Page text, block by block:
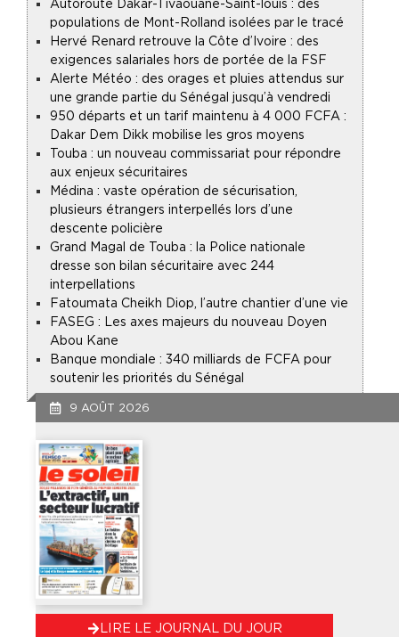
Autoroute Dakar-Tivaouane-Saint-louis : des
populations de Mont-Rolland isolées par le tracé
Hervé Renard retrouve la Côte d’Ivoire : des
exigences salariales hors de portée de la FSF
Alerte Météo : des orages et pluies attendus sur
une grande partie du Sénégal jusqu’à vendredi
950 départs et un tarif maintenu à 4 000 FCFA :
Dakar Dem Dikk mobilise les gros moyens
Touba : un nouveau commissariat pour répondre
aux enjeux sécuritaires
Médina : vaste opération de sécurisation,
plusieurs étrangers interpellés lors d’une
descente policière
Grand Magal de Touba : la Police nationale
dresse son bilan sécuritaire avec 244
interpellations
Fatoumata Cheikh Diop, l’autre chantier d’une vie
FASEG : Les axes majeurs du nouveau Doyen
Abou Kane
Banque mondiale : 340 milliards de FCFA pour
soutenir les priorités du Sénégal
9 AOÛT 2026
LIRE LE JOURNAL DU JOUR